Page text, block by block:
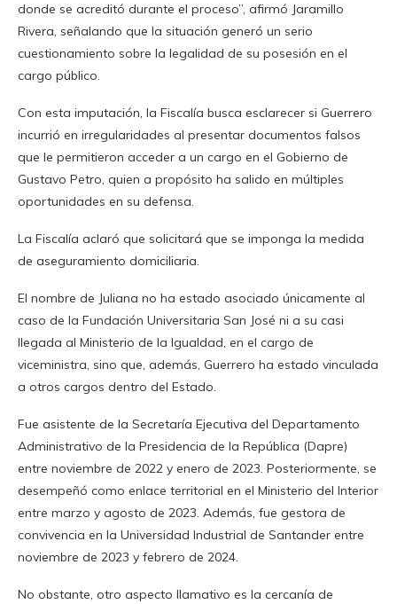
donde se acreditó durante el proceso”, afirmó Jaramillo
Rivera, señalando que la situación generó un serio
cuestionamiento sobre la legalidad de su posesión en el
cargo público.
Con esta imputación, la Fiscalía busca esclarecer si Guerrero
incurrió en irregularidades al presentar documentos falsos
que le permitieron acceder a un cargo en el Gobierno de
Gustavo Petro, quien a propósito ha salido en múltiples
oportunidades en su defensa.
La Fiscalía aclaró que solicitará que se imponga la medida
de aseguramiento domiciliaria.
El nombre de Juliana no ha estado asociado únicamente al
caso de la Fundación Universitaria San José ni a su casi
llegada al Ministerio de la Igualdad, en el cargo de
viceministra, sino que, además, Guerrero ha estado vinculada
a otros cargos dentro del Estado.
Fue asistente de la Secretaría Ejecutiva del Departamento
Administrativo de la Presidencia de la República (Dapre)
entre noviembre de 2022 y enero de 2023. Posteriormente, se
desempeñó como enlace territorial en el Ministerio del Interior
entre marzo y agosto de 2023. Además, fue gestora de
convivencia en la Universidad Industrial de Santander entre
noviembre de 2023 y febrero de 2024.
No obstante, otro aspecto llamativo es la cercanía de